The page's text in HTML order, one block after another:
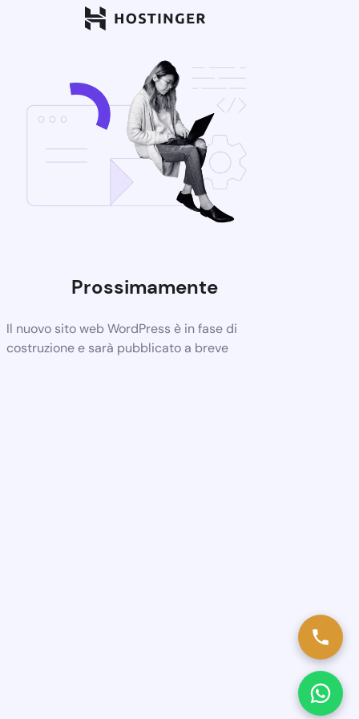
Prossimamente
Il nuovo sito web WordPress è in fase di
costruzione e sarà pubblicato a breve